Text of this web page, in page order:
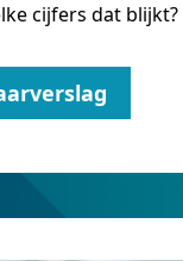
cijfers dat blijkt?